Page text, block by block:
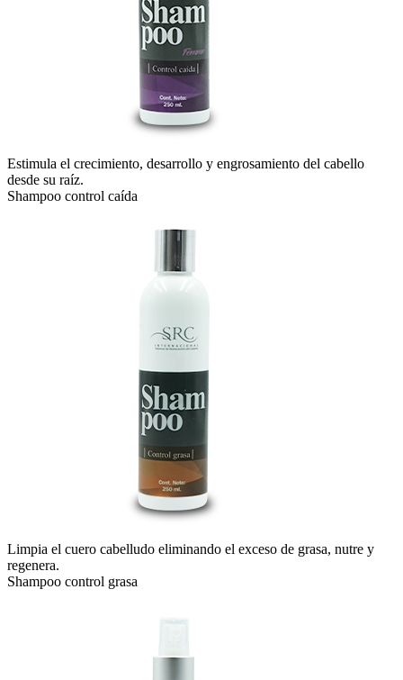
Estimula el crecimiento, desarrollo y engrosamiento del cabello
desde su raíz.
Shampoo control caída
Limpia el cuero cabelludo eliminando el exceso de grasa, nutre y
regenera.
Shampoo control grasa